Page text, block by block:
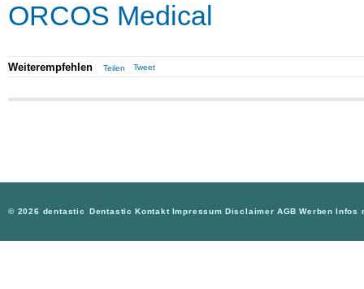
ORCOS Medical
Weiterempfehlen Teilen Tweet
© 2026 dentastic Dentastic Kontakt Impressum Disclaimer AGB Werben Infos